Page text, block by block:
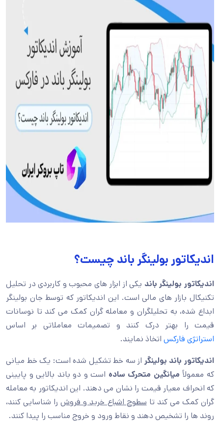
اندیکاتور بولینگر باند چیست؟
اندیکاتور بولینگر باند یکی از ابزار های محبوب و کاربردی در تحلیل
تکنیکال بازار های مالی است. این اندیکاتور که توسط جان بولینگر
ابداع شده، به تحلیلگران و معامله گران کمک می کند تا نوسانات
قیمت را بهتر درک کنند و تصمیمات معاملاتی بر اساس
استراتژی فارکس اتخاذ نمایند.
اندیکاتور باند بولینگر از سه خط تشکیل شده است: یک خط میانی
که معمولاً میانگین متحرک ساده است و دو باند بالایی و پایینی
که انحراف معیار قیمت را نشان می دهند. این اندیکاتور به معامله
گران کمک می کند تاسطوح اشباع خرید و فروشرا شناسایی کنند،
روند ها را تشخیص دهند و نقاط ورود و خروج مناسب را پیدا کنند.